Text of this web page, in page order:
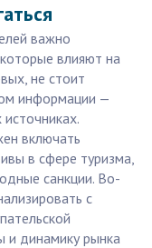
важно
влияют на
не стоит
информации —
включать
в сфере туризма,
санкции. Во-
с
и динамику рынка